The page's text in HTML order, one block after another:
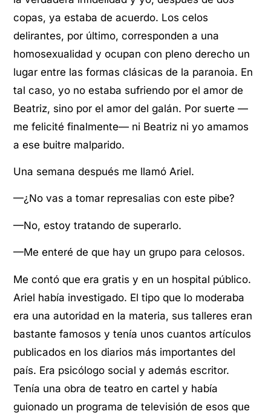
copas, ya estaba de acuerdo. Los celos
delirantes, por último, corresponden a una
homosexualidad y ocupan con pleno derecho un
lugar entre las formas clásicas de la paranoia. En
tal caso, yo no estaba sufriendo por el amor de
Beatriz, sino por el amor del galán. Por suerte —
me felicité finalmente— ni Beatriz ni yo amamos
a ese buitre malparido.
Una semana después me llamó Ariel.
—¿No vas a tomar represalias con este pibe?
—No, estoy tratando de superarlo.
—Me enteré de que hay un grupo para celosos.
Me contó que era gratis y en un hospital público.
Ariel había investigado. El tipo que lo moderaba
era una autoridad en la materia, sus talleres eran
bastante famosos y tenía unos cuantos artículos
publicados en los diarios más importantes del
país. Era psicólogo social y además escritor.
Tenía una obra de teatro en cartel y había
guionado un programa de televisión de esos que